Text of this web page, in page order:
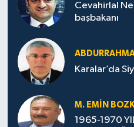
Cevahirlal
başbakanı
Karalar’da
M. EMIN
1965-1970